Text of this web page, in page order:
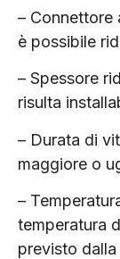
– Connettore
è possibile
– Spessore
risulta
– Durata di
maggiore o
–
temperatura
previsto dalla